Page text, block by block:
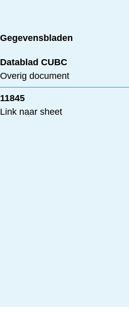
Gegevensbladen
Datablad CUBC
Overig document
11845
Link naar sheet